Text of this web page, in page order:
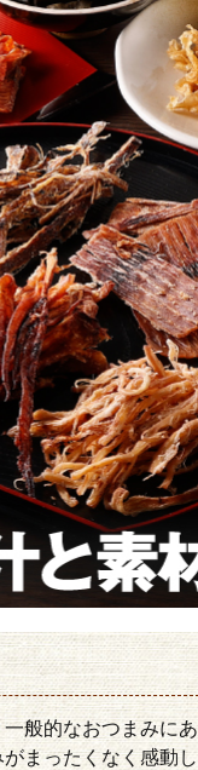
般的なおつまみにあ
まったくなく感動し